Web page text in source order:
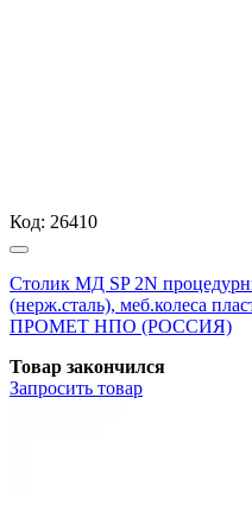
Код: 26410
Столик МД SP 2N
(нерж.сталь), меб.колеса
ПРОМЕТ НПО (РОССИЯ)
Товар закончился
Запросить товар